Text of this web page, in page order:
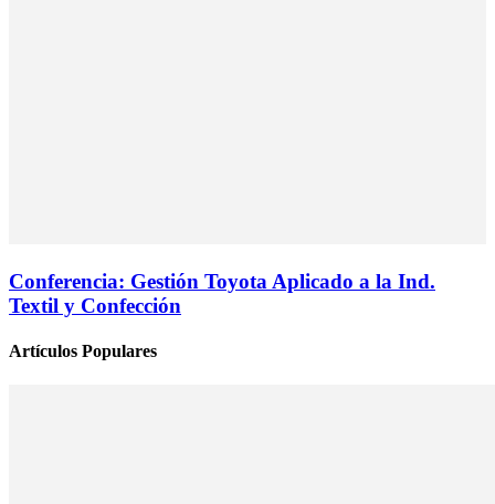
Conferencia: Gestión Toyota Aplicado a la Ind.
Textil y Confección
Artículos Populares